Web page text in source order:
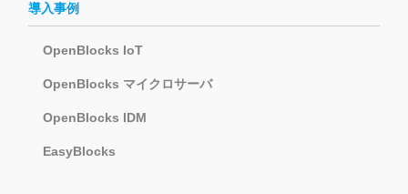
導入事例
OpenBlocks IoT
OpenBlocks マイクロサーバ
OpenBlocks IDM
EasyBlocks